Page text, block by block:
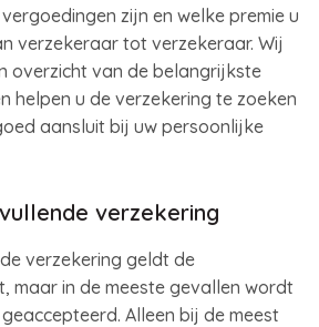
zijn en welke premie u
verzekeraar tot verzekeraar. Wij
overzicht van de belangrijkste
helpen u de verzekering te zoeken
aansluit bij uw persoonlijke
verzekering
verzekering geldt de
maar in de meeste gevallen wordt
Alleen bij de meest